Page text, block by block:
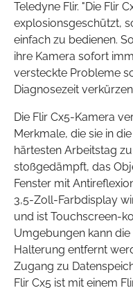
Teledyne Flir. "Die Flir
explosionsgeschützt,
einfach zu bedienen.
ihre Kamera sofort
versteckte Probleme
Diagnosezeit
Die Flir Cx5-Kamera
Merkmale, die sie in
härtesten Arbeitstag
stoßgedämpft, das
Fenster mit
3,5-Zoll-Farbdisplay
und ist Touchscreen-
Umgebungen kann
Halterung entfernt
Zugang zu
Flir Cx5 ist mit einem